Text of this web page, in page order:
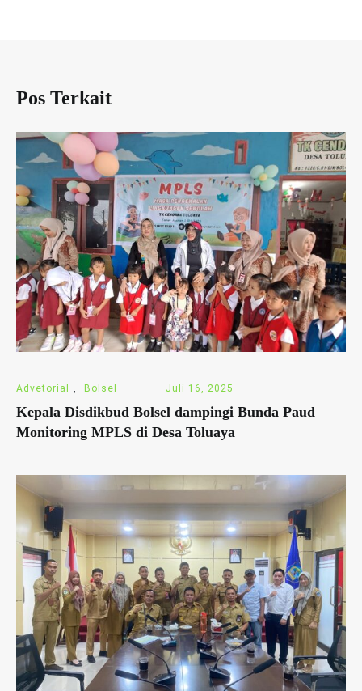
Pos Terkait
Advetorial , Bolsel Juli 16, 2025
Kepala Disdikbud Bolsel dampingi Bunda Paud
Monitoring MPLS di Desa Toluaya